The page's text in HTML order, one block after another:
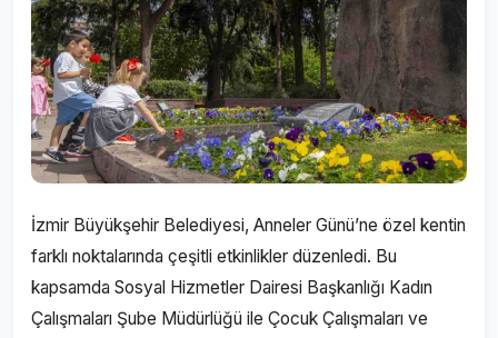
İzmir Büyükşehir Belediyesi, Anneler Günü’ne özel kentin
farklı noktalarında çeşitli etkinlikler düzenledi. Bu
kapsamda Sosyal Hizmetler Dairesi Başkanlığı Kadın
Çalışmaları Şube Müdürlüğü ile Çocuk Çalışmaları ve